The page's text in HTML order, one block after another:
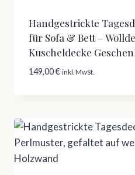
Handgestrickte
für Sofa & Bett –
Kuscheldecke
149,00€ inkl. MwSt.